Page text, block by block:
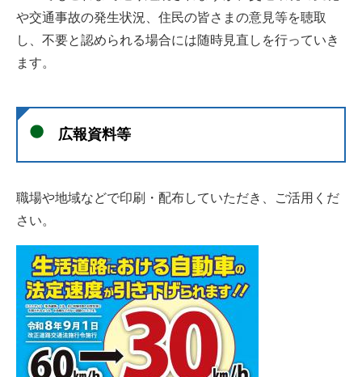
や交通事故の発生状況、住民の皆さまの意見等を聴取
し、不要と認められる場合には随時見直しを行っていき
ます。
広報資料等
職場や地域などで印刷・配布していただき、ご活用くだ
さい。